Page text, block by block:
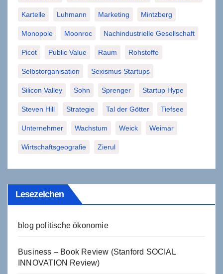
Kartelle Luhmann Marketing Mintzberg
Monopole Moonroc Nachindustrielle Gesellschaft
Picot Public Value Raum Rohstoffe
Selbstorganisation Sexismus Startups
Silicon Valley Sohn Sprenger Startup Hype
Steven Hill Strategie Tal der Götter Tiefsee
Unternehmer Wachstum Weick Weimar
Wirtschaftsgeografie Zierul
Lesezeichen
blog politische ökonomie
Business – Book Review (Stanford SOCIAL
INNOVATION Review)